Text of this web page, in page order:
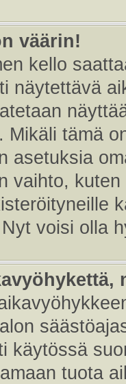
väärin!
kello
näytettävä
Mikäli tämä
asetuksia
vaihto,
voisi olla
käytössä
tuota